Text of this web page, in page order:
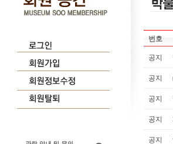
번호
공지
공지
공지
공지
공지